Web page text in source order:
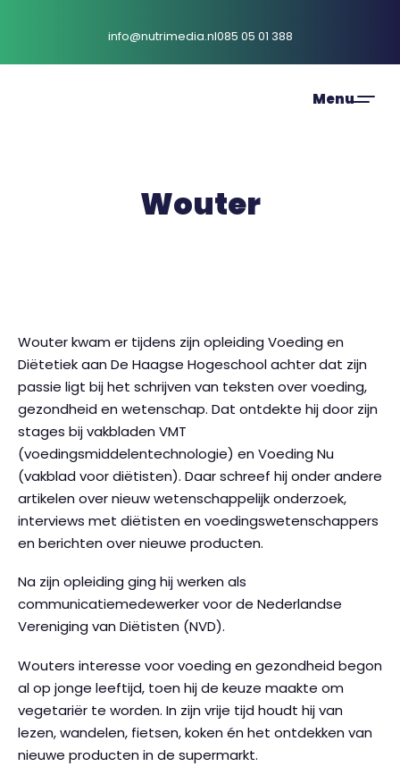
info@nutrimedia.nl085 05 01 388
Wouter
Wouter kwam er tijdens zijn opleiding Voeding en
Diëtetiek aan De Haagse Hogeschool achter dat zijn
passie ligt bij het schrijven van teksten over voeding,
gezondheid en wetenschap. Dat ontdekte hij door zijn
stages bij vakbladen VMT
(voedingsmiddelentechnologie) en Voeding Nu
(vakblad voor diëtisten). Daar schreef hij onder andere
artikelen over nieuw wetenschappelijk onderzoek,
interviews met diëtisten en voedingswetenschappers
en berichten over nieuwe producten.
Na zijn opleiding ging hij werken als
communicatiemedewerker voor de Nederlandse
Vereniging van Diëtisten (NVD).
Wouters interesse voor voeding en gezondheid begon
al op jonge leeftijd, toen hij de keuze maakte om
vegetariër te worden. In zijn vrije tijd houdt hij van
lezen, wandelen, fietsen, koken én het ontdekken van
nieuwe producten in de supermarkt.